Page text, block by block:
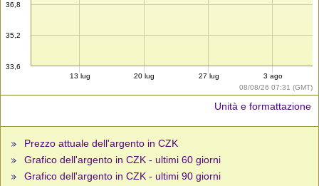
08/08/26 07:31 (GMT)
33,6
35,2
36,8
13 lug 20 lug 27 lug 3 ago
Unità e formattazione
Prezzo attuale dell'argento in CZK
Grafico dell'argento in CZK - ultimi 60 giorni
Grafico dell'argento in CZK - ultimi 90 giorni